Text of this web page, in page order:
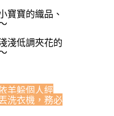
寶寶的織品、
淺低調夾花的
羊躲個人經
洗衣機，務必